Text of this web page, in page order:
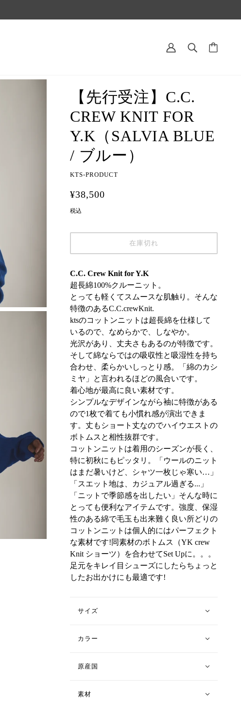
【先行受注】C.C.
CREW KNIT FOR
Y.K（SALVIA BLUE
/ ブルー）
KTS-PRODUCT
¥38,500
税込
在庫切れ
C.C. Crew Knit for Y.K
超長綿100%クルーニット。
とっても軽くてスムースな肌触り。そんな
特徴のあるC.C.crewKnit.
ktsのコットンニットは超長綿を仕様して
いるので、なめらかで、しなやか。
光沢があり、丈夫さもあるのが特徴です。
そして綿ならではの吸収性と吸湿性を持ち
合わせ、柔らかいしっとり感。「綿のカシ
ミヤ」と言われるほどの風合いです。
着心地が最高に良い素材です。
シンプルなデザインながら袖に特徴がある
ので1枚で着ても小慣れ感が演出できま
す。丈もショート丈なのでハイウエストの
ボトムスと相性抜群です。
コットンニットは着用のシーズンが長く、
特に初秋にもピッタリ。「ウールのニット
はまだ暑いけど、シャツ一枚じゃ寒い…」
「スエット地は、カジュアル過ぎる...」
「ニットで季節感を出したい」そんな時に
とっても便利なアイテムです。強度、保湿
性のある綿で毛玉も出来難く良い所どりの
コットンニットは個人的にはパーフェクト
な素材です!同素材のボトムス（YK crew
Knit ショーツ）を合わせてSet Upに。。。
足元をキレイ目シューズにしたらちょっと
したお出かけにも最適です!
サイズ
カラー
原産国
素材